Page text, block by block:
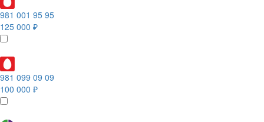
981 001 95 95
125 000 ₽
981 099 09 09
100 000 ₽